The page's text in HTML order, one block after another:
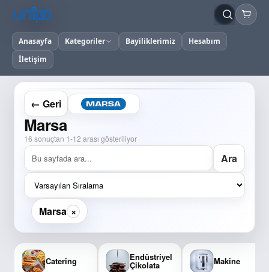
Anasayfa Kategoriler Bayiliklerimiz
Hesabım
İletişim
← Geri
Marsa
16 sonuçtan 1-12 arası gösteriliyor
Ara
Marsa ×
Catering Endüstriyel
Çikolata Makine